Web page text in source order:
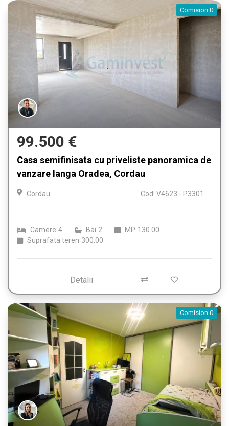
Comision 0
99.500 €
Casa semifinisata cu priveliste panoramica de
vanzare langa Oradea, Cordau
Cordau Cod: V4623 - P3301
Camere 4 Bai 2 MP 130.00
Suprafata teren 300.00
Detalii
Comision 0